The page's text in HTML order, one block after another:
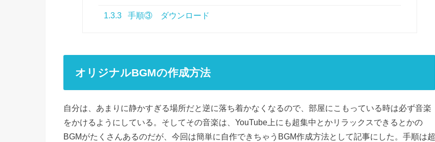
1.3.3 手順③ ダウンロード
オリジナルBGMの作成方法
自分は、あまりに静かすぎる場所だと逆に落ち着かなくなるので、部屋にこもっている時は必ず音楽
をかけるようにしている。そしてその音楽は、YouTube上にも超集中とかリラックスできるとかの
BGMがたくさんあるのだが、今回は簡単に自作できちゃうBGM作成方法として記事にした。手順は超